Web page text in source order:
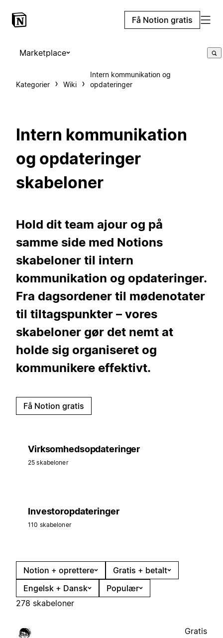
Få Notion gratis
Marketplace
Kategorier Wiki
Intern kommunikation og
opdateringer
Intern kommunikation
og opdateringer
skabeloner
Hold dit team ajour og på
samme side med Notions
skabeloner til intern
kommunikation og opdateringer.
Fra dagsordener til mødenotater
til tiltagspunkter – vores
skabeloner gør det nemt at
holde sig organiseret og
kommunikere effektivt.
Få Notion gratis
Virksomhedsopdateringer
25 skabeloner
Investoropdateringer
110 skabeloner
Notion + oprettere
Gratis + betalt
Engelsk + Dansk
Populær
278 skabeloner
Gratis